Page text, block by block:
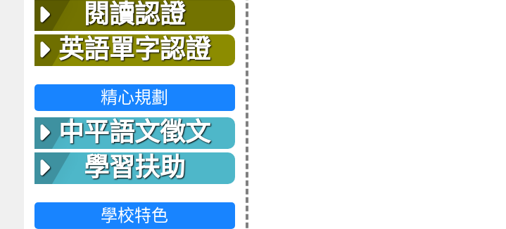
閱讀認證
英語單字認證
精心規劃
中平語文徵文
學習扶助
學校特色